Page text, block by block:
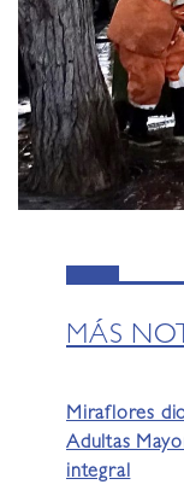
MÁS
Miraflores
Adultas
integral